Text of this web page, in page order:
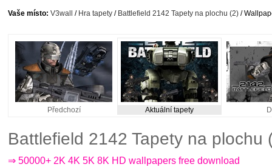
Vaše místo: V3wall / Hra tapety / Battlefield 2142 Tapety na plochu (2) /
Předchozí Aktuální tapety
Battlefield 2142 Tapety na plochu
⇒ 50000+ 2K 4K 5K 8K HD wallpapers free download